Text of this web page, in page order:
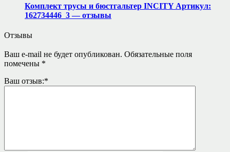
Комплект трусы и бюстгальтер INCITY Артикул:
162734446_3 — отзывы
Отзывы
Ваш e-mail не будет опубликован. Обязательные поля
помечены *
Ваш отзыв:*